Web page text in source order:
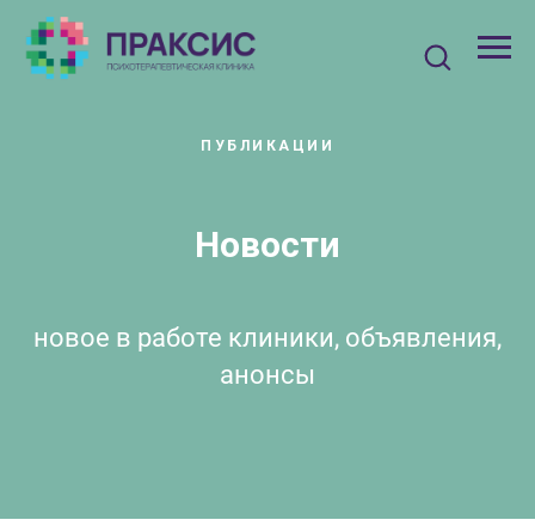
ПУБЛИКАЦИИ
Новости
новое в работе клиники, объявления,
анонсы